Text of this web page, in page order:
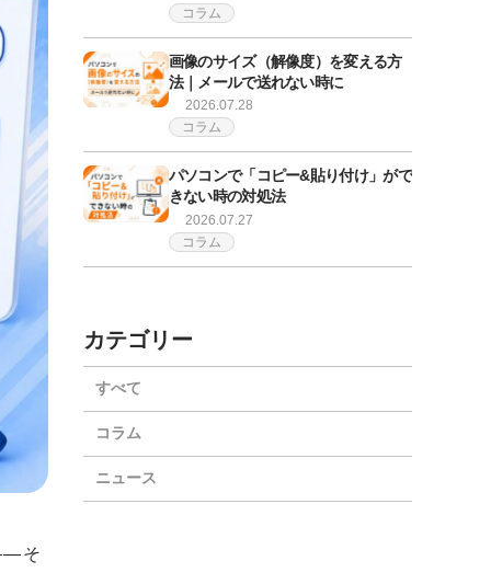
そ
コラム
画像のサイズ（解像度）を変える方
法｜メールで送れない時に
2026.07.28
コラム
パソコンで「コピー&貼り付け」がで
きない時の対処法
2026.07.27
コラム
カテゴリー
すべて
コラム
ニュース